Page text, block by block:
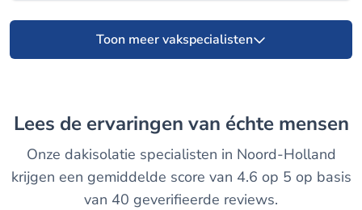
Toon meer vakspecialisten
Lees de ervaringen van échte mensen
Onze dakisolatie specialisten in Noord-Holland
krijgen een gemiddelde score van 4.6 op 5 op basis
van 40 geverifieerde reviews.